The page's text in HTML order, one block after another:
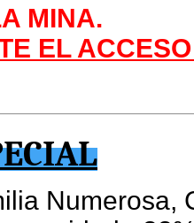
MINA.
EL
Numerosa,